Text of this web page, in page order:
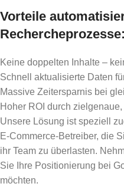
Vorteile
Rechercheprozesse:
Keine doppelten Inhalte –
Schnell aktualisierte Daten
Massive Zeitersparnis bei
Hoher ROI durch
Unsere Lösung ist speziell
E-Commerce-Betreiber, die
ihr Team zu überlasten.
Sie Ihre Positionierung bei
möchten.